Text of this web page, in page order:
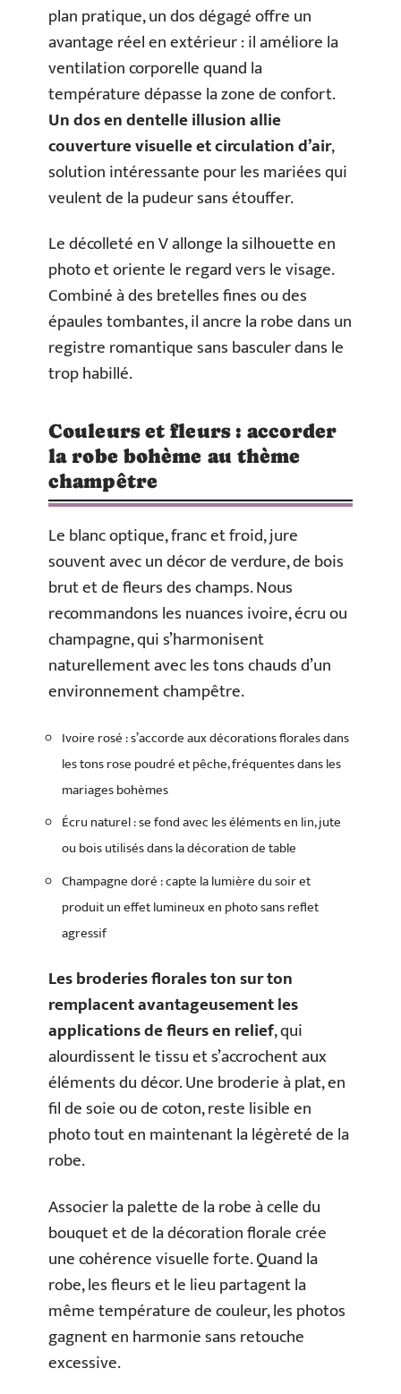
plan pratique, un dos dégagé offre un
avantage réel en extérieur : il améliore la
ventilation corporelle quand la
température dépasse la zone de confort.
Un dos en dentelle illusion allie
couverture visuelle et circulation d’air,
solution intéressante pour les mariées qui
veulent de la pudeur sans étouffer.
Le décolleté en V allonge la silhouette en
photo et oriente le regard vers le visage.
Combiné à des bretelles fines ou des
épaules tombantes, il ancre la robe dans un
registre romantique sans basculer dans le
trop habillé.
Couleurs et fleurs : accorder
la robe bohème au thème
champêtre
Le blanc optique, franc et froid, jure
souvent avec un décor de verdure, de bois
brut et de fleurs des champs. Nous
recommandons les nuances ivoire, écru ou
champagne, qui s’harmonisent
naturellement avec les tons chauds d’un
environnement champêtre.
Ivoire rosé : s’accorde aux décorations florales dans
les tons rose poudré et pêche, fréquentes dans les
mariages bohèmes
Écru naturel : se fond avec les éléments en lin, jute
ou bois utilisés dans la décoration de table
Champagne doré : capte la lumière du soir et
produit un effet lumineux en photo sans reflet
agressif
Les broderies florales ton sur ton
remplacent avantageusement les
applications de fleurs en relief, qui
alourdissent le tissu et s’accrochent aux
éléments du décor. Une broderie à plat, en
fil de soie ou de coton, reste lisible en
photo tout en maintenant la légèreté de la
robe.
Associer la palette de la robe à celle du
bouquet et de la décoration florale crée
une cohérence visuelle forte. Quand la
robe, les fleurs et le lieu partagent la
même température de couleur, les photos
gagnent en harmonie sans retouche
excessive.